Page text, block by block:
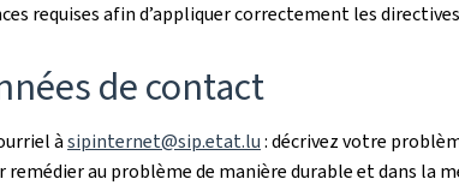
requises afin d’appliquer correctement les
de contact
àsipinternet@sip.etat.lu: décrivez votre
au problème de manière durable et dans la